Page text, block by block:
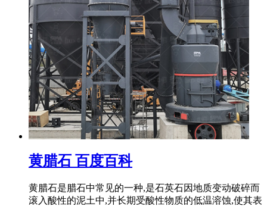
黄腊石 百度百科
黄腊石是腊石中常见的一种,是石英石因地质变动破碎而
滚入酸性的泥土中,并长期受酸性物质的低温溶蚀,使其表